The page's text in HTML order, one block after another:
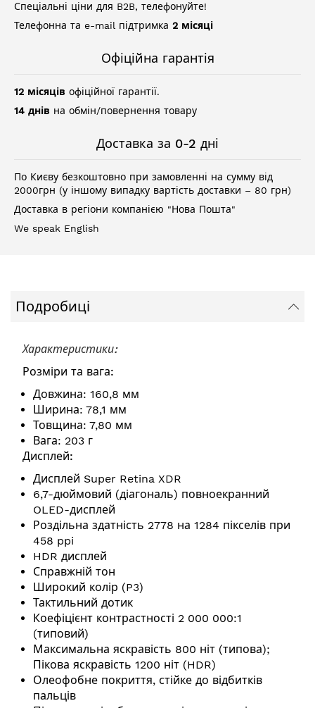
Спеціальні ціни для B2B, телефонуйте!
Телефонна та e-mail підтримка 2 місяці
Офіційна гарантія
12 місяців офіційної гарантії.
14 днів на обмін/повернення товару
Доставка за 0-2 дні
По Києву безкоштовно при замовленні на сумму від
2000грн (у іншому випадку вартість доставки – 80 грн)
Доставка в регіони компанією "Нова Пошта"
We speak English
Подробиці
Характеристики:
Розміри та вага:
Довжина: 160,8 мм
Ширина: 78,1 мм
Товщина: 7,80 мм
Вага: 203 г
Дисплей:
Дисплей Super Retina XDR
6,7-дюймовий (діагональ) повноекранний
OLED-дисплей
Роздільна здатність 2778 на 1284 пікселів при
458 ppi
HDR дисплей
Справжній тон
Широкий колір (P3)
Тактильний дотик
Коефіцієнт контрастності 2 000 000:1
(типовий)
Максимальна яскравість 800 ніт (типова);
Пікова яскравість 1200 ніт (HDR)
Олеофобне покриття, стійке до відбитків
пальців